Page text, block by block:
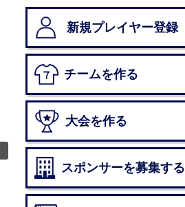
新規プレイヤー登録
チームを作る
大会を作る
スポンサーを募集する